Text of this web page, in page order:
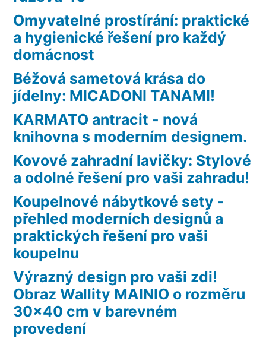
Omyvatelné prostírání: praktické
a hygienické řešení pro každý
domácnost
Béžová sametová krása do
jídelny: MICADONI TANAMI!
KARMATO antracit - nová
knihovna s moderním designem.
Kovové zahradní lavičky: Stylové
a odolné řešení pro vaši zahradu!
Koupelnové nábytkové sety -
přehled moderních designů a
praktických řešení pro vaši
koupelnu
Výrazný design pro vaši zdi!
Obraz Wallity MAINIO o rozměru
30×40 cm v barevném
provedení